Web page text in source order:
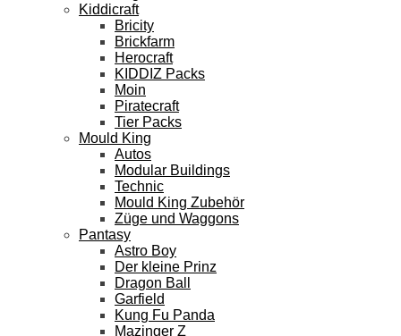
Kiddicraft
Bricity
Brickfarm
Herocraft
KIDDIZ Packs
Moin
Piratecraft
Tier Packs
Mould King
Autos
Modular Buildings
Technic
Mould King Zubehör
Züge und Waggons
Pantasy
Astro Boy
Der kleine Prinz
Dragon Ball
Garfield
Kung Fu Panda
Mazinger Z